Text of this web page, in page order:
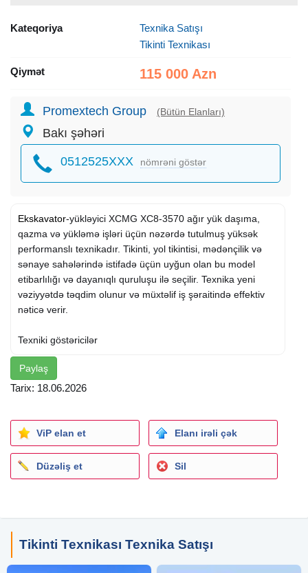
Kateqoriya
Texnika Satışı
Tikinti Texnikası
Qiymət 115 000 Azn
Promextech Group (Bütün Elanları)
Bakı şəhəri
0512525XXX nömrəni göstər
Ekskavator-yükləyici XCMG XC8-3570 ağır yük daşıma,
qazma və yükləmə işləri üçün nəzərdə tutulmuş yüksək
performanslı texnikadır. Tikinti, yol tikintisi, mədənçilik və
sənaye sahələrində istifadə üçün uyğun olan bu model
etibarlılığı və dayanıqlı quruluşu ilə seçilir. Texnika yeni
vəziyyətdə təqdim olunur və müxtəlif iş şəraitində effektiv
nəticə verir.
Texniki göstəricilər
- Ön çalov həcmi 1.3 kub
- Arxa çalov həcmi 0.26 kub
Performans və qazma imkanları
- Qazma dərinliyi 5555 mm
- Yuchai mühərriki ilə təchiz olunub
- Joystik idarəetmə sistemi mövcuddur
- Kondisioner və qızdırıcı sistemi ilə təchiz edilib
Paylaş
Tarix: 18.06.2026
ViP elan et Elanı irəli çək
Düzəliş et Sil
Tikinti Texnikası Texnika Satışı